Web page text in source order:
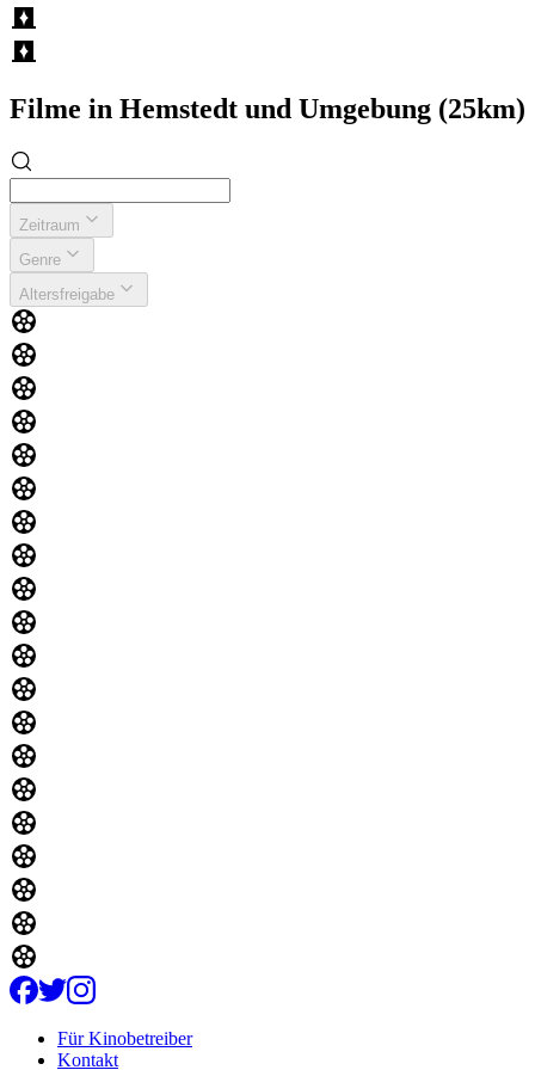
Filme in Hemstedt und Umgebung (25km)
Zeitraum
Genre
Altersfreigabe
Für Kinobetreiber
Kontakt